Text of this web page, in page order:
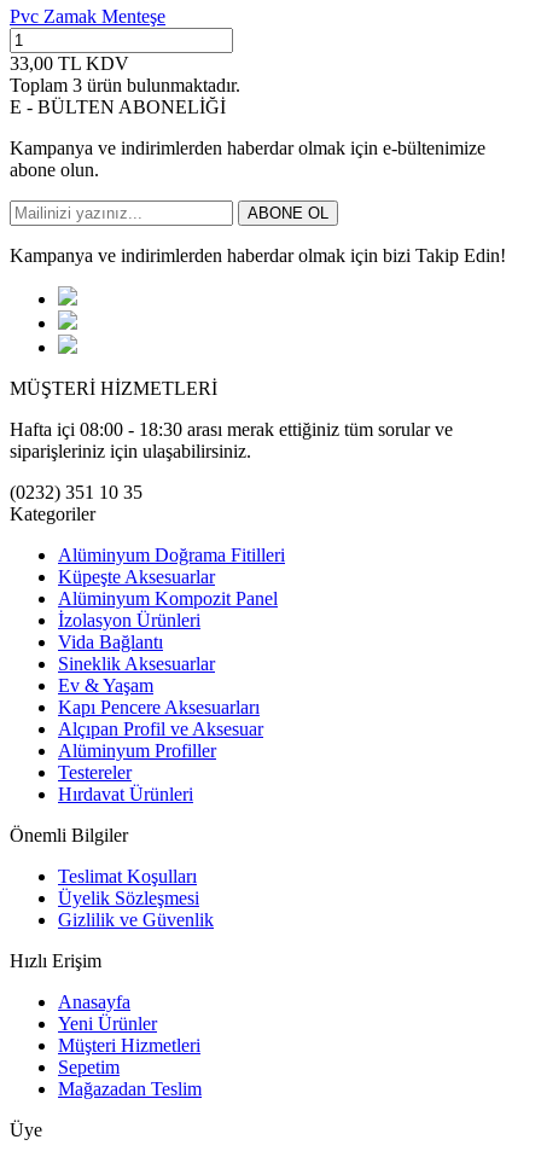
Pvc Zamak Menteşe
33,00 TL KDV
Toplam 3 ürün bulunmaktadır.
E - BÜLTEN ABONELİĞİ
Kampanya ve indirimlerden haberdar olmak için e-bültenimize
abone olun.
ABONE OL
Kampanya ve indirimlerden haberdar olmak için bizi Takip Edin!
MÜŞTERİ HİZMETLERİ
Hafta içi 08:00 - 18:30 arası merak ettiğiniz tüm sorular ve
siparişleriniz için ulaşabilirsiniz.
(0232) 351 10 35
Kategoriler
Alüminyum Doğrama Fitilleri
Küpeşte Aksesuarlar
Alüminyum Kompozit Panel
İzolasyon Ürünleri
Vida Bağlantı
Sineklik Aksesuarlar
Ev & Yaşam
Kapı Pencere Aksesuarları
Alçıpan Profil ve Aksesuar
Alüminyum Profiller
Testereler
Hırdavat Ürünleri
Önemli Bilgiler
Teslimat Koşulları
Üyelik Sözleşmesi
Gizlilik ve Güvenlik
Hızlı Erişim
Anasayfa
Yeni Ürünler
Müşteri Hizmetleri
Sepetim
Mağazadan Teslim
Üye